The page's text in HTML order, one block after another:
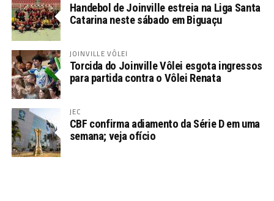
Handebol de Joinville estreia na Liga Santa
Catarina neste sábado em Biguaçu
JOINVILLE VÔLEI
Torcida do Joinville Vôlei esgota ingressos
para partida contra o Vôlei Renata
JEC
CBF confirma adiamento da Série D em uma
semana; veja ofício